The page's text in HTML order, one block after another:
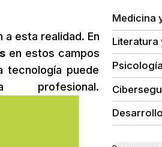
esta realidad. En
en estos campos
tecnología puede
Medicina
Literatura